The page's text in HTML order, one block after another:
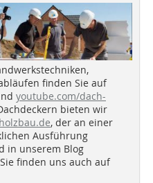
finden Sie auf
youtube.com/dach-
bieten wir
, der an einer
Ausführung
in unserem Blog
finden uns auch auf